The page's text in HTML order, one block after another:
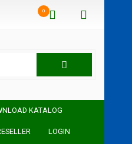
0
KATALOG
LOGIN